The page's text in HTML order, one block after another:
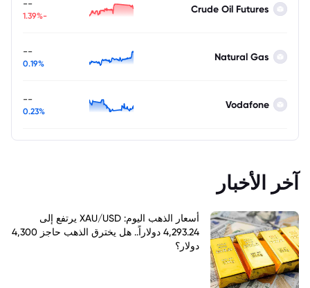
Crude Oil Futures
--
-1.39%
Natural Gas
--
0.19%
Vodafone
--
0.23%
آخر الأخبار
أسعار الذهب اليوم: XAU/USD يرتفع إلى
4,293.24 دولاراً.. هل يخترق الذهب حاجز 4,300
دولار؟